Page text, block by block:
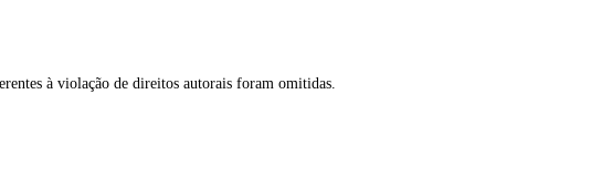
à violação de direitos autorais foram omitidas.